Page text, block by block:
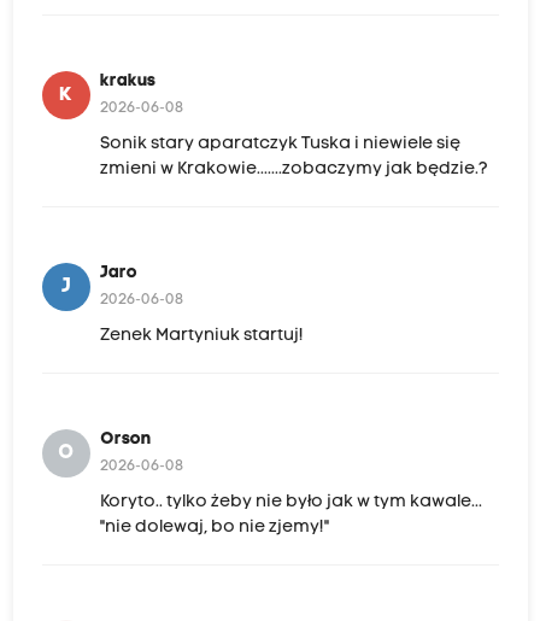
K
krakus
2026-06-08
Sonik stary aparatczyk Tuska i niewiele się
zmieni w Krakowie.......zobaczymy jak będzie.?
J
Jaro
2026-06-08
Zenek Martyniuk startuj!
O
Orson
2026-06-08
Koryto.. tylko żeby nie było jak w tym kawale...
"nie dolewaj, bo nie zjemy!"